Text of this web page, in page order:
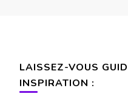
LAISSEZ-VOUS
INSPIRATION :